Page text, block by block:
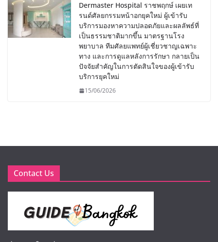
Dermaster Hospital ราชพฤกษ์ เผยเท
รนด์ศัลยกรรมหน้าอกยุคใหม่ ผู้เข้ารับ
บริการมองหาความปลอดภัยและผลลัพธ์ที่
เป็นธรรมชาติมากขึ้น มาตรฐานโรง
พยาบาล ทีมศัลยแพทย์ผู้เชี่ยวชาญเฉพาะ
ทาง และการดูแลหลังการรักษา กลายเป็น
ปัจจัยสำคัญในการตัดสินใจของผู้เข้ารับ
บริการยุคใหม่
15/06/2026
Contact Us